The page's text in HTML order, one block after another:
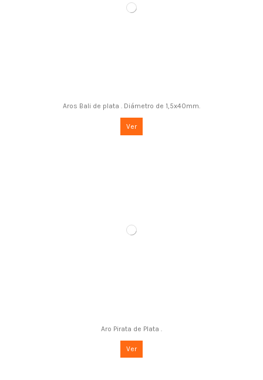
Aros Bali de plata . Diámetro de 1,5x40mm.
Ver
Aro Pirata de Plata .
Ver